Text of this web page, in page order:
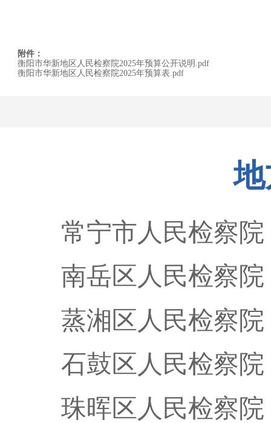
附件：
衡阳市华新地区人民检察院2025年预算公开说明.pdf
衡阳市华新地区人民检察院2025年预算表.pdf
常宁市人民检察院
南岳区人民检察院
蒸湘区人民检察院
石鼓区人民检察院
珠晖区人民检察院